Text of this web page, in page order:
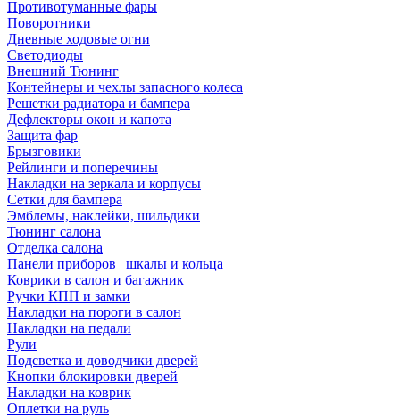
Противотуманные фары
Поворотники
Дневные ходовые огни
Светодиоды
Внешний Тюнинг
Контейнеры и чехлы запасного колеса
Решетки радиатора и бампера
Дефлекторы окон и капота
Защита фар
Брызговики
Рейлинги и поперечины
Накладки на зеркала и корпусы
Сетки для бампера
Эмблемы, наклейки, шильдики
Тюнинг салона
Отделка салона
Панели приборов | шкалы и кольца
Коврики в салон и багажник
Ручки КПП и замки
Накладки на пороги в салон
Накладки на педали
Рули
Подсветка и доводчики дверей
Кнопки блокировки дверей
Накладки на коврик
Оплетки на руль